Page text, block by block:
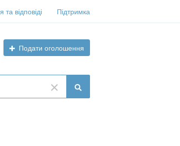
та відповіді Підтримка
Подати оголошення